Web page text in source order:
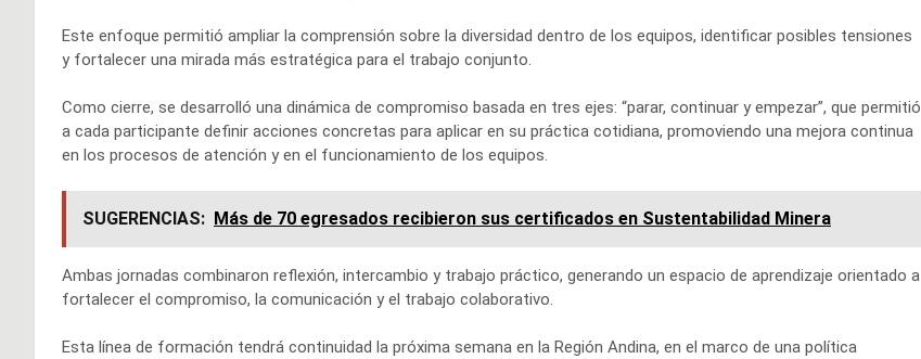
Este enfoque permitió ampliar la comprensión sobre la diversidad dentro de los equipos, identificar posibles tensiones
y fortalecer una mirada más estratégica para el trabajo conjunto.
Como cierre, se desarrolló una dinámica de compromiso basada en tres ejes: “parar, continuar y empezar”, que permitió
a cada participante definir acciones concretas para aplicar en su práctica cotidiana, promoviendo una mejora continua
en los procesos de atención y en el funcionamiento de los equipos.
SUGERENCIAS: Más de 70 egresados recibieron sus certificados en Sustentabilidad Minera
Ambas jornadas combinaron reflexión, intercambio y trabajo práctico, generando un espacio de aprendizaje orientado a
fortalecer el compromiso, la comunicación y el trabajo colaborativo.
Esta línea de formación tendrá continuidad la próxima semana en la Región Andina, en el marco de una política